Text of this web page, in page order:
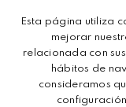
Esta página utiliza
mejorar
relacionada con
hábitos de
consideramos